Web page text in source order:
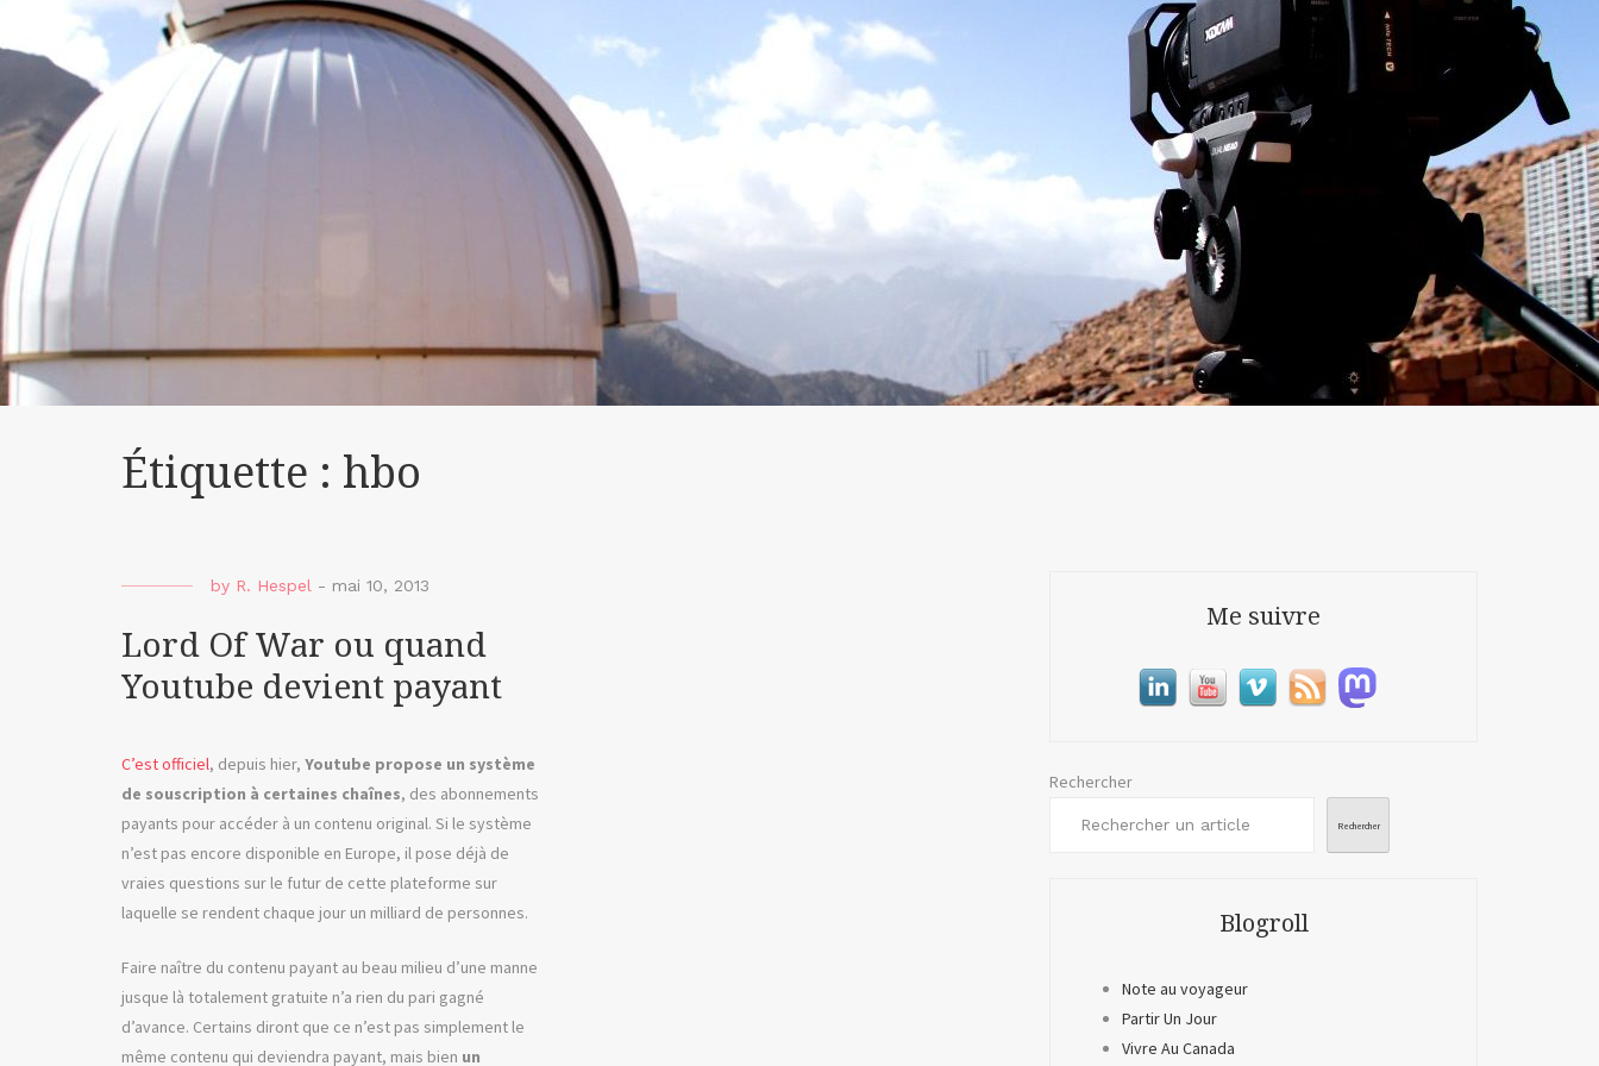
Étiquette : hbo
by R. Hespel - mai 10, 2013
Lord Of War ou quand
Youtube devient payant
C’est officiel, depuis hier, Youtube propose un système
de souscription à certaines chaînes, des abonnements
payants pour accéder à un contenu original. Si le système
n’est pas encore disponible en Europe, il pose déjà de
vraies questions sur le futur de cette plateforme sur
laquelle se rendent chaque jour un milliard de personnes.
Faire naître du contenu payant au beau milieu d’une manne
jusque là totalement gratuite n’a rien du pari gagné
d’avance. Certains diront que ce n’est pas simplement le
même contenu qui deviendra payant, mais bien un
Me suivre
Rechercher
Rechercher
Blogroll
Note au voyageur
Partir Un Jour
Vivre Au Canada